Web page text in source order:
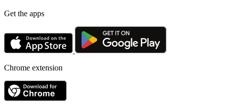
Get the apps
Chrome extension